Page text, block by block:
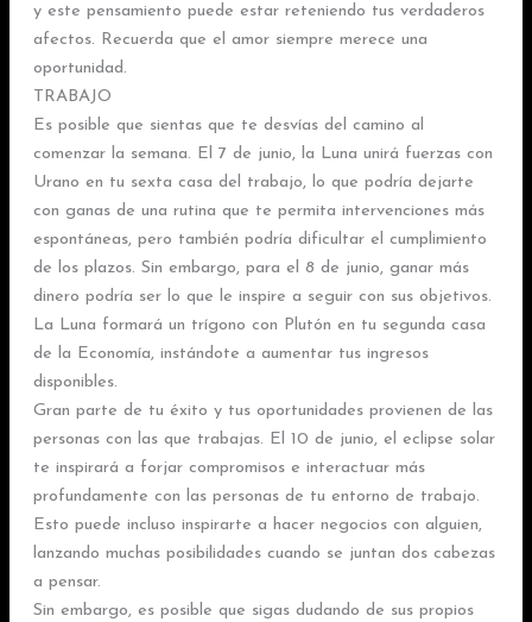
y este pensamiento puede estar reteniendo tus verdaderos
afectos. Recuerda que el amor siempre merece una
oportunidad.
TRABAJO
Es posible que sientas que te desvías del camino al
comenzar la semana. El 7 de junio, la Luna unirá fuerzas con
Urano en tu sexta casa del trabajo, lo que podría dejarte
con ganas de una rutina que te permita intervenciones más
espontáneas, pero también podría dificultar el cumplimiento
de los plazos. Sin embargo, para el 8 de junio, ganar más
dinero podría ser lo que le inspire a seguir con sus objetivos.
La Luna formará un trígono con Plutón en tu segunda casa
de la Economía, instándote a aumentar tus ingresos
disponibles.
Gran parte de tu éxito y tus oportunidades provienen de las
personas con las que trabajas. El 10 de junio, el eclipse solar
te inspirará a forjar compromisos e interactuar más
profundamente con las personas de tu entorno de trabajo.
Esto puede incluso inspirarte a hacer negocios con alguien,
lanzando muchas posibilidades cuando se juntan dos cabezas
a pensar.
Sin embargo, es posible que sigas dudando de sus propios